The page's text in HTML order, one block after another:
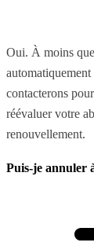
Oui. À moins
contacterons
réévaluer votre
renouvellement.
Puis-je annuler